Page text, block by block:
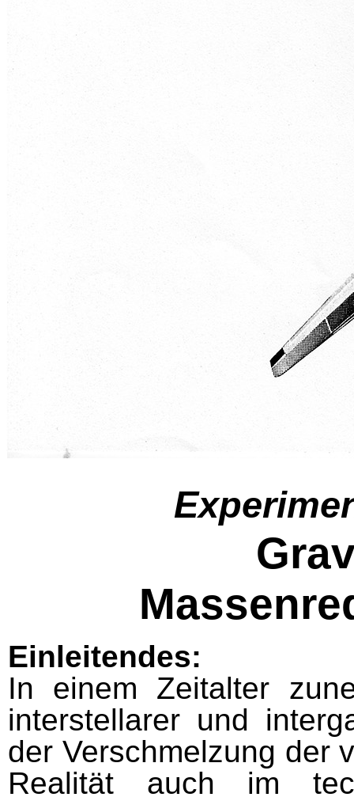
Einleitendes:
In einem Zeitalter
interstellarer und
der Verschmelzung der
Realität auch im